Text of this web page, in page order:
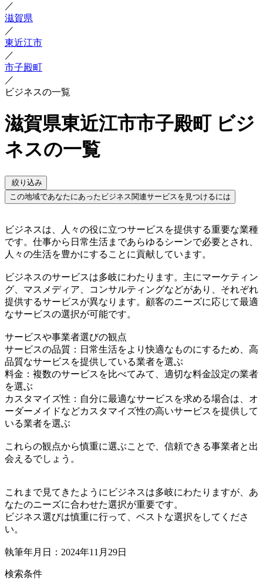
／
滋賀県
／
東近江市
／
市子殿町
／
ビジネスの一覧
滋賀県東近江市市子殿町 ビジ
ネスの一覧
絞り込み
この地域であなたにあったビジネス関連サービスを見つけるには
ビジネスは、人々の役に立つサービスを提供する重要な業種
です。仕事から日常生活まであらゆるシーンで必要とされ、
人々の生活を豊かにすることに貢献しています。
ビジネスのサービスは多岐にわたります。主にマーケティン
グ、マスメディア、コンサルティングなどがあり、それぞれ
提供するサービスが異なります。顧客のニーズに応じて最適
なサービスの選択が可能です。
サービスや事業者選びの観点
サービスの品質：日常生活をより快適なものにするため、高
品質なサービスを提供している業者を選ぶ
料金：複数のサービスを比べてみて、適切な料金設定の業者
を選ぶ
カスタマイズ性：自分に最適なサービスを求める場合は、オ
ーダーメイドなどカスタマイズ性の高いサービスを提供して
いる業者を選ぶ
これらの観点から慎重に選ぶことで、信頼できる事業者と出
会えるでしょう。
これまで見てきたようにビジネスは多岐にわたりますが、あ
なたのニーズに合わせた選択が重要です。
ビジネス選びは慎重に行って、ベストな選択をしてくださ
い。
執筆年月日：2024年11月29日
検索条件